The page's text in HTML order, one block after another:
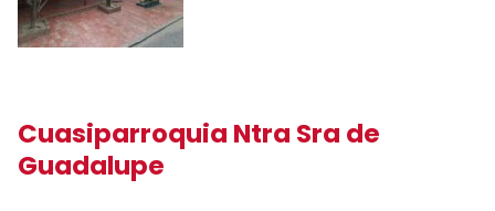
Cuasiparroquia Ntra Sra de
Guadalupe